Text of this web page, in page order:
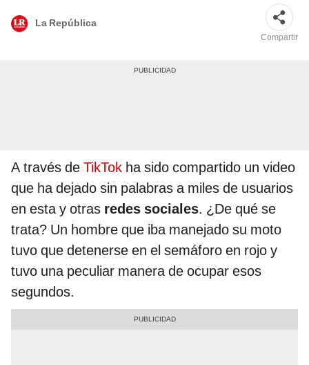
La República
Compartir
A través de TikTok ha sido compartido un video
que ha dejado sin palabras a miles de usuarios
en esta y otras redes sociales. ¿De qué se
trata? Un hombre que iba manejado su moto
tuvo que detenerse en el semáforo en rojo y
tuvo una peculiar manera de ocupar esos
segundos.